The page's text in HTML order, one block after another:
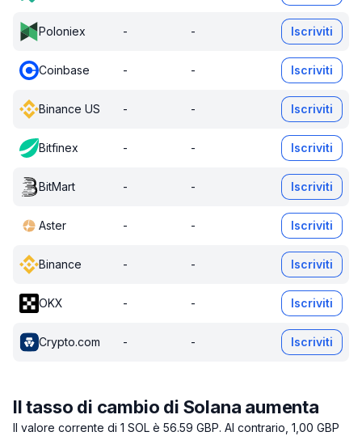
Poloniex - - Iscriviti
Coinbase - - Iscriviti
Binance US - - Iscriviti
Bitfinex - - Iscriviti
BitMart - - Iscriviti
Aster - - Iscriviti
Binance - - Iscriviti
OKX - - Iscriviti
Crypto.com - - Iscriviti
Il tasso di cambio di Solana aumenta
Il valore corrente di 1 SOL è 56.59 GBP. Al contrario, 1,00 GBP